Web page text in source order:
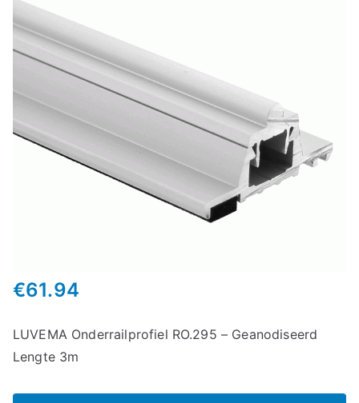
€61.94
LUVEMA Onderrailprofiel RO.295 – Geanodiseerd
Lengte 3m